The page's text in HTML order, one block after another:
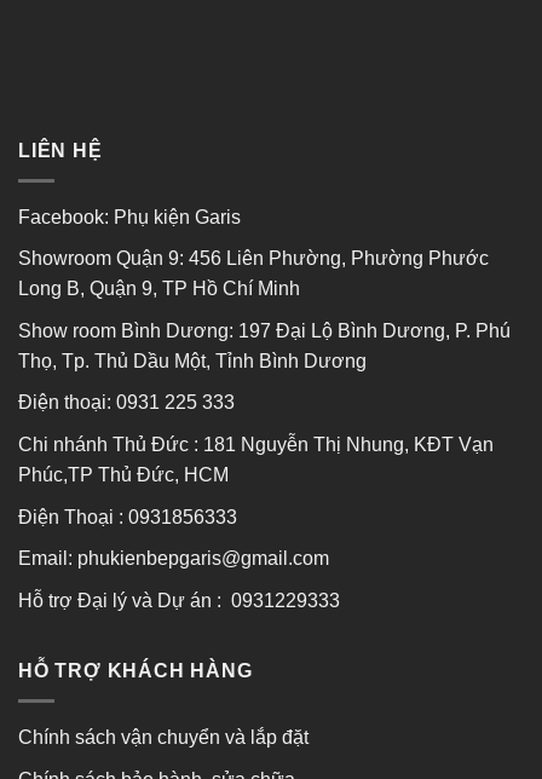
LIÊN HỆ
Facebook: Phụ kiện Garis
Showroom Quận 9: 456 Liên Phường, Phường Phước
Long B, Quận 9, TP Hồ Chí Minh
Show room Bình Dương: 197 Đại Lộ Bình Dương, P. Phú
Thọ, Tp. Thủ Dầu Một, Tỉnh Bình Dương
Điện thoại: 0931 225 333
Chi nhánh Thủ Đức : 181 Nguyễn Thị Nhung, KĐT Vạn
Phúc,TP Thủ Đức, HCM
Điện Thoại : 0931856333
Email: phukienbepgaris@gmail.com
Hỗ trợ Đại lý và Dự án : 0931229333
HỖ TRỢ KHÁCH HÀNG
Chính sách vận chuyển và lắp đặt